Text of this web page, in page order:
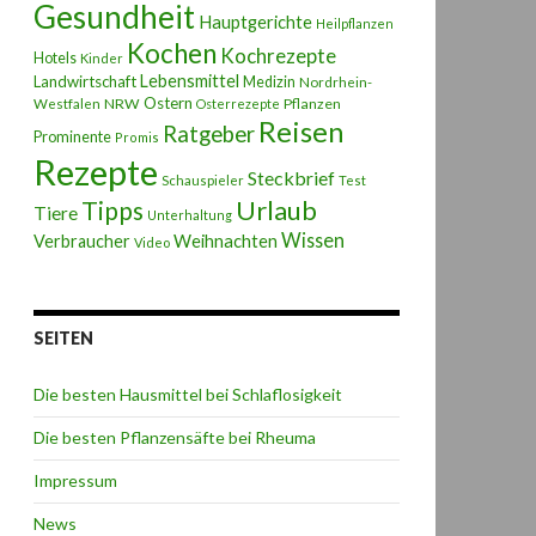
Gesundheit Hauptgerichte Heilpflanzen
Hotels Kinder Kochen Kochrezepte
LandwirtschaftLebensmittel Medizin Nordrhein-
Westfalen NRW Ostern Osterrezepte Pflanzen
Prominente Promis Ratgeber Reisen
Rezepte Schauspieler Steckbrief Test
Tiere Tipps Unterhaltung Urlaub
Verbraucher Video Weihnachten Wissen
SEITEN
Die besten Hausmittel bei Schlaflosigkeit
Die besten Pflanzensäfte bei Rheuma
Impressum
News